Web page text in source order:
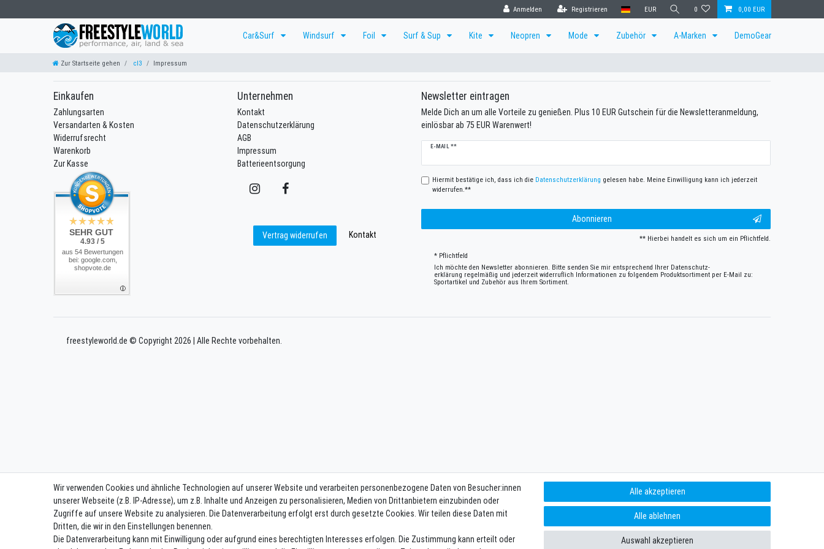
Anmelden Registrieren EUR 0 0,00 EUR
Car&Surf Windsurf Foil Surf & Sup Kite Neopren Mode Zubehör A-Marken DemoGear
Zur Startseite gehen cl3 Impressum
Einkaufen
Zahlungsarten
Versandarten & Kosten
Widerrufsrecht
Warenkorb
Zur Kasse
SEHR GUT
4.93 / 5
aus 54 Bewertungen
bei: google.com,
shopvote.de
Unternehmen
Kontakt
Datenschutzerklärung
AGB
Impressum
Batterieentsorgung
Vertrag widerrufen Kontakt
Newsletter eintragen
Melde Dich an um alle Vorteile zu genießen. Plus 10 EUR Gutschein für die Newsletteranmeldung,
einlösbar ab 75 EUR Warenwert!
E-MAIL **
Newsletter
Hiermit bestätige ich, dass ich die Daten­schutz­erklärung gelesen habe. Meine Einwilligung kann ich jederzeit
widerrufen.**
Abonnieren
** Hierbei handelt es sich um ein Pflichtfeld.
* Pflichtfeld
Ich möchte den Newsletter abonnieren. Bitte senden Sie mir entsprechend Ihrer Daten­schutz­
erklärung regelmäßig und jederzeit widerruflich Informationen zu folgendem Produktsortiment per E-Mail zu:
Sportartikel und Zubehör aus Ihrem Sortiment.
Wir verwenden Cookies und ähnliche Technologien auf unserer Website und verarbeiten personenbezogene Daten von Besucher:innen
unserer Webseite (z.B. IP-Adresse), um z.B. Inhalte und Anzeigen zu personalisieren, Medien von Drittanbietern einzubinden oder
Zugriffe auf unsere Website zu analysieren. Die Datenverarbeitung erfolgt erst durch gesetzte Cookies. Wir teilen diese Daten mit
Dritten, die wir in den Einstellungen benennen.
Die Datenverarbeitung kann mit Einwilligung oder aufgrund eines berechtigten Interesses erfolgen. Die Zustimmung kann erteilt oder
Alle akzeptieren
Alle ablehnen
Auswahl akzeptieren
freestyleworld.de © Copyright 2026 | Alle Rechte vorbehalten.